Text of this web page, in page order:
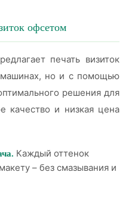
офсетом
печать визиток
но и с помощью
решения для
качество и низкая цена
Каждый оттенок
– без смазывания и